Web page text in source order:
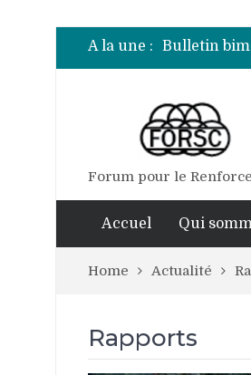
A la une :
Bulletin
Bulletin
Bulletin
Bulletin
Bulletin
Forum pour le
Accuel Qui
Home Actualité
Rapports